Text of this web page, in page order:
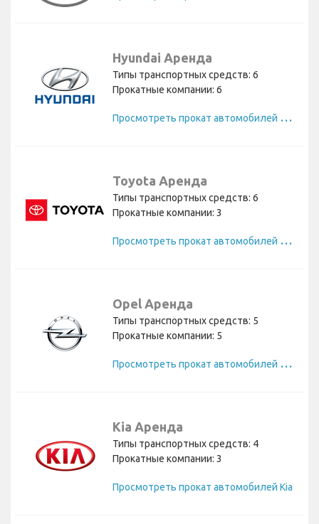
Hyundai Аренда
Типы транспортных средств: 6
Прокатные компании: 6
П
росмотреть прокат автомобилей Hyundai
Toyota Аренда
Типы транспортных средств: 6
Прокатные компании: 3
П
росмотреть прокат автомобилей Toyota
Opel Аренда
Типы транспортных средств: 5
Прокатные компании: 5
П
росмотреть прокат автомобилей Opel
Kia Аренда
Типы транспортных средств: 4
Прокатные компании: 3
Просмотреть прокат автомобилей Kia